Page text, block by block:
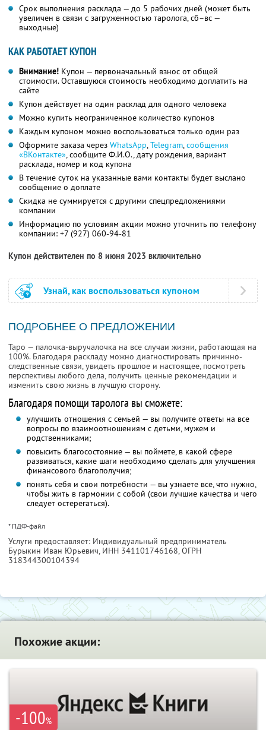
Срок выполнения расклада — до 5 рабочих дней (может быть
увеличен в связи с загруженностью таролога, сб–вс —
выходные)
КАК РАБОТАЕТ КУПОН
Внимание! Купон — первоначальный взнос от общей
стоимости. Оставшуюся стоимость необходимо доплатить на
сайте
Купон действует на один расклад для одного человека
Можно купить неограниченное количество купонов
Каждым купоном можно воспользоваться только один раз
Оформите заказа через WhatsApp,Telegram,сообщения
«ВКонтакте», сообщите Ф.И.О.,дату рождения, вариант
расклада, номер и код купона
В течение суток на указанные вами контакты будет выслано
сообщение о доплате
Скидка не суммируется с другими спецпредложениями
компании
Информацию по условиям акции можно уточнить по телефону
компании: +7 (927) 060-94-81
Купон действителен по 8 июня 2023 включительно
Узнай, как воспользоваться купоном
ПОДРОБНЕЕ О ПРЕДЛОЖЕНИИ
Таро — палочка-выручалочка на все случаи жизни, работающая на
100%. Благодаря раскладу можно диагностировать причинно-
следственные связи, увидеть прошлое и настоящее, посмотреть
перспективы любого дела, получить ценные рекомендации и
изменить свою жизнь в лучшую сторону.
Благодаря помощи таролога вы сможете:
улучшить отношения с семьей — вы получите ответы на все
вопросы по взаимоотношениям с детьми, мужем и
родственниками;
повысить благосостояние — вы поймете, в какой сфере
развиваться, какие шаги необходимо сделать для улучшения
финансового благополучия;
понять себя и свои потребности — вы узнаете все, что нужно,
чтобы жить в гармонии с собой (свои лучшие качества и чего
следует остерегаться).
* ПДФ-файл
Услуги предоставляет: Индивидуальный предприниматель
Бурыкин Иван Юрьевич, ИНН 341101746168, ОГРН
318344300104394
Похожие акции:
-100%